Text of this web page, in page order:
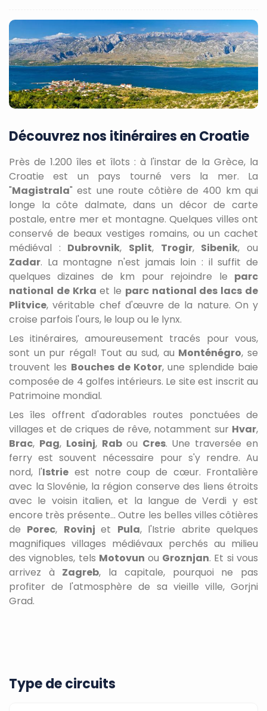
Découvrez nos itinéraires en Croatie
Près de 1.200 îles et îlots : à l'instar de la Grèce, la
Croatie est un pays tourné vers la mer. La
"Magistrala" est une route côtière de 400 km qui
longe la côte dalmate, dans un décor de carte
postale, entre mer et montagne. Quelques villes ont
conservé de beaux vestiges romains, ou un cachet
médiéval : Dubrovnik, Split, Trogir, Sibenik, ou
Zadar. La montagne n'est jamais loin : il suffit de
quelques dizaines de km pour rejoindre le parc
national de Krka et le parc national des lacs de
Plitvice, véritable chef d'œuvre de la nature. On y
croise parfois l'ours, le loup ou le lynx.
Les itinéraires, amoureusement tracés pour vous,
sont un pur régal! Tout au sud, au Monténégro, se
trouvent les Bouches de Kotor, une splendide baie
composée de 4 golfes intérieurs. Le site est inscrit au
Patrimoine mondial.
Les îles offrent d'adorables routes ponctuées de
villages et de criques de rêve, notamment sur Hvar,
Brac, Pag, Losinj, Rab ou Cres. Une traversée en
ferry est souvent nécessaire pour s'y rendre. Au
nord, l'Istrie est notre coup de cœur. Frontalière
avec la Slovénie, la région conserve des liens étroits
avec le voisin italien, et la langue de Verdi y est
encore très présente... Outre les belles villes côtières
de Porec, Rovinjet Pula, l'Istrie abrite quelques
magnifiques villages médiévaux perchés au milieu
des vignobles, tels Motovun ou Groznjan. Et si vous
arrivez à Zagreb, la capitale, pourquoi ne pas
profiter de l'atmosphère de sa vieille ville, Gorjni
Grad.
Type de circuits